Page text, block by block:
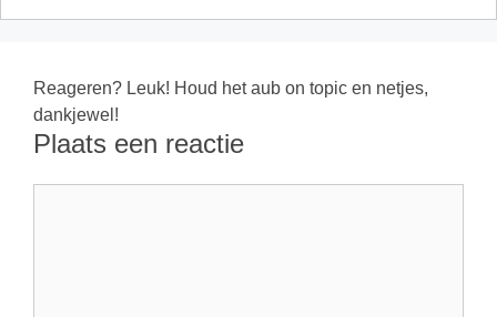
Reageren? Leuk! Houd het aub on topic en netjes,
dankjewel!
Plaats een reactie